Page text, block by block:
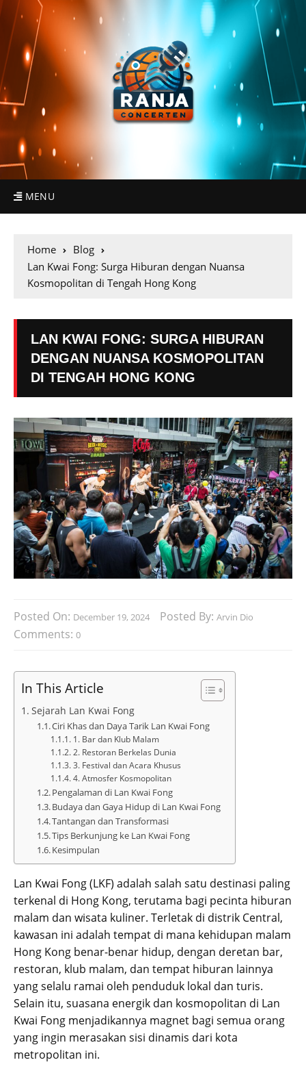
MENU
Home
Blog
Lan Kwai Fong: Surga Hiburan dengan Nuansa
Kosmopolitan di Tengah Hong Kong
LAN KWAI FONG: SURGA HIBURAN
DENGAN NUANSA KOSMOPOLITAN
DI TENGAH HONG KONG
Posted On: December 19, 2024 Posted By: Arvin Dio
Comments: 0
In This Article
Sejarah Lan Kwai Fong
Ciri Khas dan Daya Tarik Lan Kwai Fong
1. Bar dan Klub Malam
2. Restoran Berkelas Dunia
3. Festival dan Acara Khusus
4. Atmosfer Kosmopolitan
Pengalaman di Lan Kwai Fong
Budaya dan Gaya Hidup di Lan Kwai Fong
Tantangan dan Transformasi
Tips Berkunjung ke Lan Kwai Fong
Kesimpulan
Lan Kwai Fong (LKF) adalah salah satu destinasi paling
terkenal di Hong Kong, terutama bagi pecinta hiburan
malam dan wisata kuliner. Terletak di distrik Central,
kawasan ini adalah tempat di mana kehidupan malam
Hong Kong benar-benar hidup, dengan deretan bar,
restoran, klub malam, dan tempat hiburan lainnya
yang selalu ramai oleh penduduk lokal dan turis.
Selain itu, suasana energik dan kosmopolitan di Lan
Kwai Fong menjadikannya magnet bagi semua orang
yang ingin merasakan sisi dinamis dari kota
metropolitan ini.